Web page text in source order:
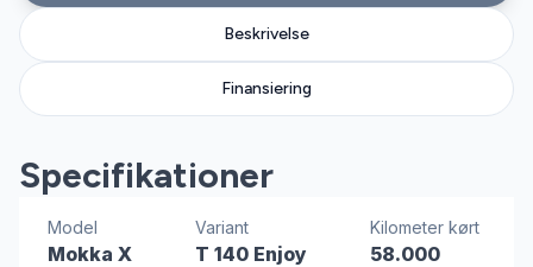
Beskrivelse
Finansiering
Specifikationer
Model
Mokka X
Variant
T 140 Enjoy
Kilometer kørt
58.000